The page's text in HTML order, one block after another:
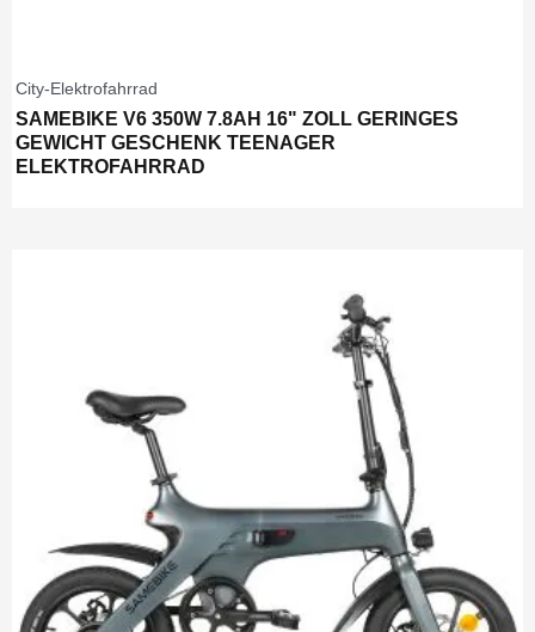
City-Elektrofahrrad
SAMEBIKE V6 350W 7.8AH 16" ZOLL GERINGES
GEWICHT GESCHENK TEENAGER
ELEKTROFAHRRAD